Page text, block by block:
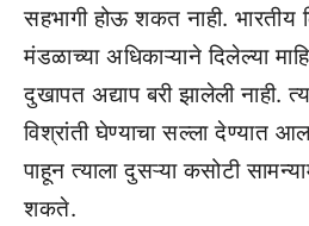
सहभागी होऊ शकत नाही.
मंडळाच्या अधिकाऱ्याने दिलेल्या
दुखापत अद्याप बरी झालेली नाही.
विश्रांती घेण्याचा सल्ला देण्यात
पाहून त्याला दुसऱ्या कसोटी
शकते.